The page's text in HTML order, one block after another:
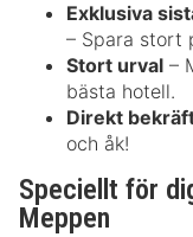
Exklusiva
– Spara stort
Stort urval –
bästa hotell.
Direkt
och åk!
Speciellt för
Meppen